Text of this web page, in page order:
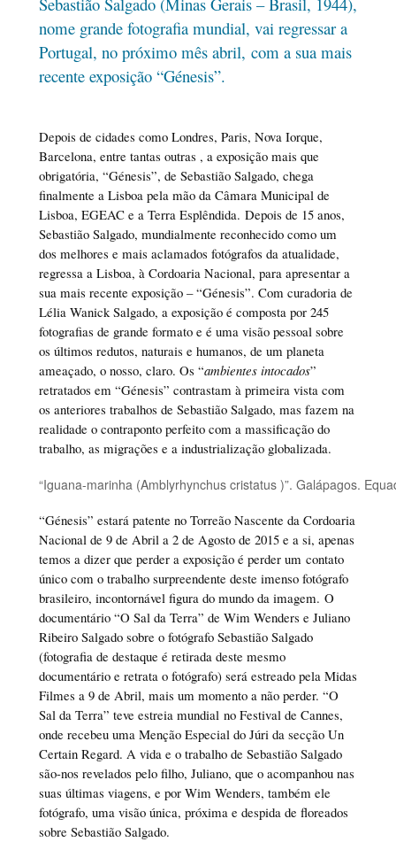
nome grande fotografia mundial, vai regressar a
Portugal, no próximo mês abril, com a sua mais
recente exposição “Génesis”.
Depois de cidades como Londres, Paris, Nova Iorque,
Barcelona, entre tantas outras , a exposição mais que
obrigatória, “Génesis”, de Sebastião Salgado, chega
finalmente a Lisboa pela mão da Câmara Municipal de
Lisboa, EGEAC e a Terra Esplêndida. Depois de 15 anos,
Sebastião Salgado, mundialmente reconhecido como um
dos melhores e mais aclamados fotógrafos da atualidade,
regressa a Lisboa, à Cordoaria Nacional, para apresentar a
sua mais recente exposição – “Génesis”. Com curadoria de
Lélia Wanick Salgado, a exposição é composta por 245
fotografias de grande formato e é uma visão pessoal sobre
os últimos redutos, naturais e humanos, de um planeta
ameaçado, o nosso, claro. Os “ambientes intocados”
retratados em “Génesis” contrastam à primeira vista com
os anteriores trabalhos de Sebastião Salgado, mas fazem na
realidade o contraponto perfeito com a massificação do
trabalho, as migrações e a industrialização globalizada.
“Iguana-marinha (Amblyrhynchus cristatus )”. Galápagos.
“Génesis” estará patente no Torreão Nascente da Cordoaria
Nacional de 9 de Abril a 2 de Agosto de 2015 e a si, apenas
temos a dizer que perder a exposição é perder um contato
único com o trabalho surpreendente deste imenso fotógrafo
brasileiro, incontornável figura do mundo da imagem. O
documentário “O Sal da Terra” de Wim Wenders e Juliano
Ribeiro Salgado sobre o fotógrafo Sebastião Salgado
(fotografia de destaque é retirada deste mesmo
documentário e retrata o fotógrafo) será estreado pela Midas
Filmes a 9 de Abril, mais um momento a não perder. “O
Sal da Terra” teve estreia mundial no Festival de Cannes,
onde recebeu uma Menção Especial do Júri da secção Un
Certain Regard. A vida e o trabalho de Sebastião Salgado
são-nos revelados pelo filho, Juliano, que o acompanhou nas
suas últimas viagens, e por Wim Wenders, também ele
fotógrafo, uma visão única, próxima e despida de floreados
sobre Sebastião Salgado.